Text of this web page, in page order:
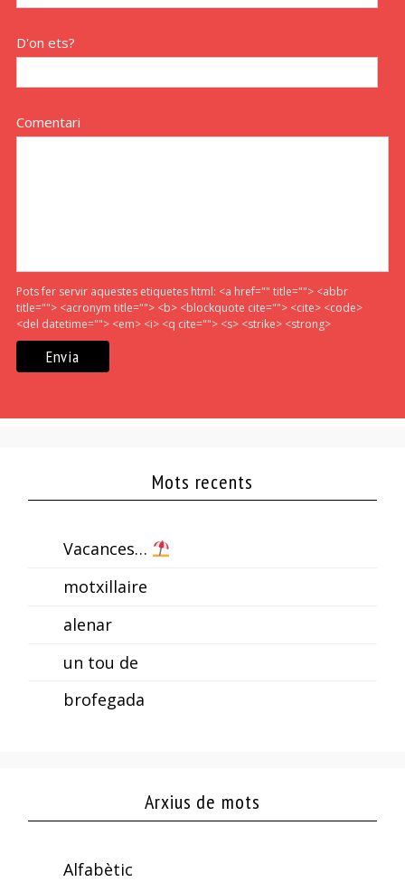
D'on ets?
Comentari
Pots fer servir aquestes etiquetes html: <a href="" title=""> <abbr
title=""> <acronym title=""> <b> <blockquote cite=""> <cite> <code>
<del datetime=""> <em> <i> <q cite=""> <s> <strike> <strong>
Mots recents
Vacances…
motxillaire
alenar
un tou de
brofegada
Arxius de mots
Alfabètic